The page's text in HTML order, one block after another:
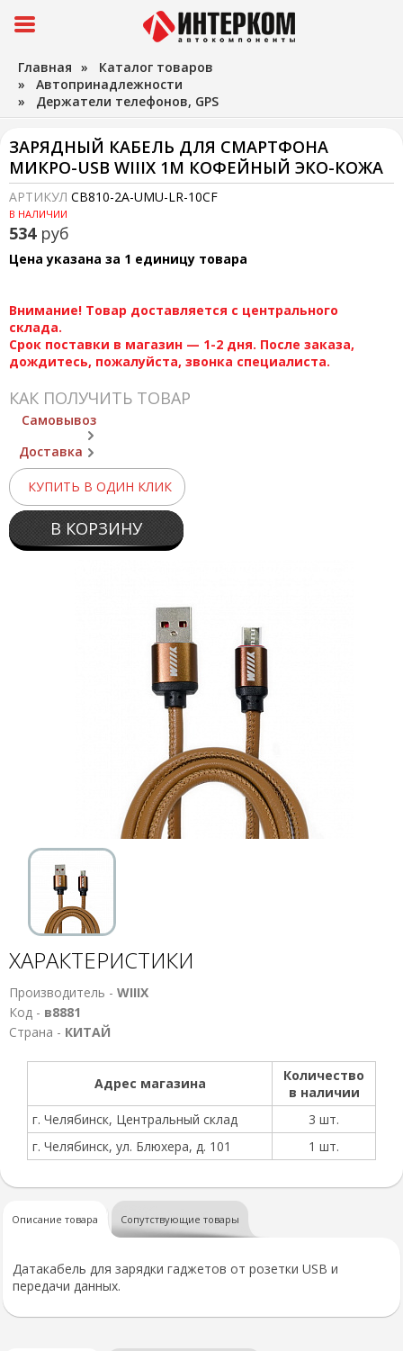
Главная » Каталог товаров
» Автопринадлежности
» Держатели телефонов, GPS
ЗАРЯДНЫЙ КАБЕЛЬ ДЛЯ СМАРТФОНА
МИКРО-USB WIIIX 1М КОФЕЙНЫЙ ЭКО-КОЖА
АРТИКУЛ CB810-2A-UMU-LR-10CF
В НАЛИЧИИ
534 руб
Цена указана за 1 единицу товара
Внимание! Товар доставляется с центрального
склада.
Срок поставки в магазин — 1-2 дня. После заказа,
дождитесь, пожалуйста, звонка специалиста.
КАК ПОЛУЧИТЬ ТОВАР
Самовывоз
Доставка
КУПИТЬ В ОДИН КЛИК
В КОРЗИНУ
ХАРАКТЕРИСТИКИ
Производитель - WIIIX
Код - в8881
Страна - КИТАЙ
Адрес магазина
Количество
в наличии
г. Челябинск, Центральный склад
3 шт.
г. Челябинск, ул. Блюхера, д. 101
1 шт.
Описание товара Сопутствующие товары
Датакабель для зарядки гаджетов от розетки USB и
передачи данных.